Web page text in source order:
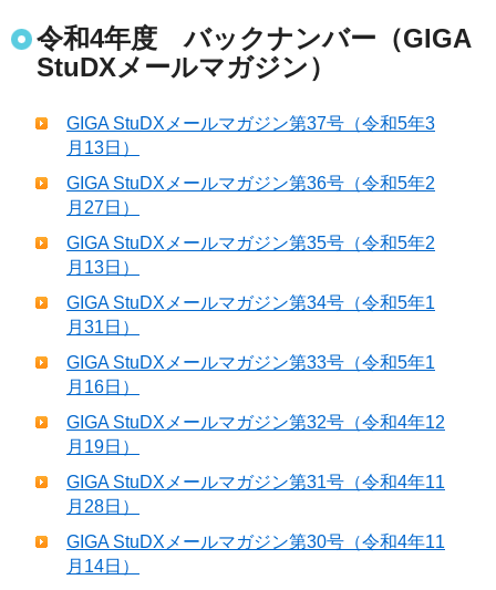
令和4年度 バックナンバー（GIGA
StuDXメールマガジン）
GIGA StuDXメールマガジン第37号（令和5年3
月13日）
GIGA StuDXメールマガジン第36号（令和5年2
月27日）
GIGA StuDXメールマガジン第35号（令和5年2
月13日）
GIGA StuDXメールマガジン第34号（令和5年1
月31日）
GIGA StuDXメールマガジン第33号（令和5年1
月16日）
GIGA StuDXメールマガジン第32号（令和4年12
月19日）
GIGA StuDXメールマガジン第31号（令和4年11
月28日）
GIGA StuDXメールマガジン第30号（令和4年11
月14日）